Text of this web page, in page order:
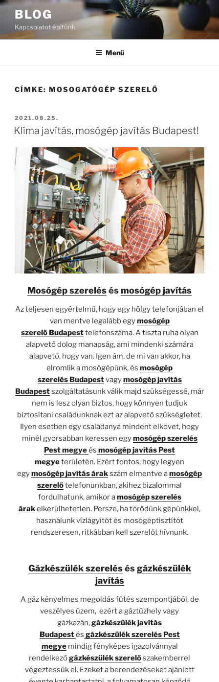
Tartalomhoz
BLOG
Kapcsolatot építünk
Menü
CÍMKE: MOSOGATÓGÉP SZERELŐ
BEKÜLDVE:
2021.08.25.
Klíma javítás, mosógép javítás Budapest!
Mosógép szerelésésmosógép javítás
Az teljesen egyértelmű, hogy egy hölgy telefonjában el
van mentve legalább egymosógép
szerelő Budapesttelefonszáma. A tiszta ruha olyan
alapvető dolog manapság, ami mindenki számára
alapvető, hogy van. Igen ám, de mi van akkor, ha
elromlik a mosógépünk, és mosógép
szerelés Budapestvagymosógép javítás
Budapestszolgáltatásunk válik majd szükségessé, már
nem is lesz olyan biztos, hogy könnyen tudjuk
biztosítani családunknak ezt az alapvető szükségletet.
Ilyen esetben egy családanya mindent elkövet, hogy
minél gyorsabban keressen egymosógép szerelés
Pest megyeés mosógép javítás Pest
megyeterületén. Ezért fontos, hogy legyen
egymosógép javítás árakszám elmentve amosógép
szerelőtelefonunkban, akihez bizalommal
fordulhatunk, amikor amosógép szerelés
árakelkerülhetetlen. Persze, ha törődünk gépünkkel,
használunk vízlágyítót és mosógéptisztítót
rendszeresen, ritkábban kell szerelőt hívnunk.
Gázkészülék szerelésésgázkészülék
javítás
A gáz kényelmes megoldás fűtés szempontjából, de
veszélyes üzem, ezért a gáztűzhely vagy
gázkazán,gázkészülék javítás
Budapestés gázkészülék szerelés Pest
megyemindig fényképes igazolvánnyal
rendelkezőgázkészülék szerelőszakemberrel
végeztessük el. Ezeket a berendezéseket ajánlott